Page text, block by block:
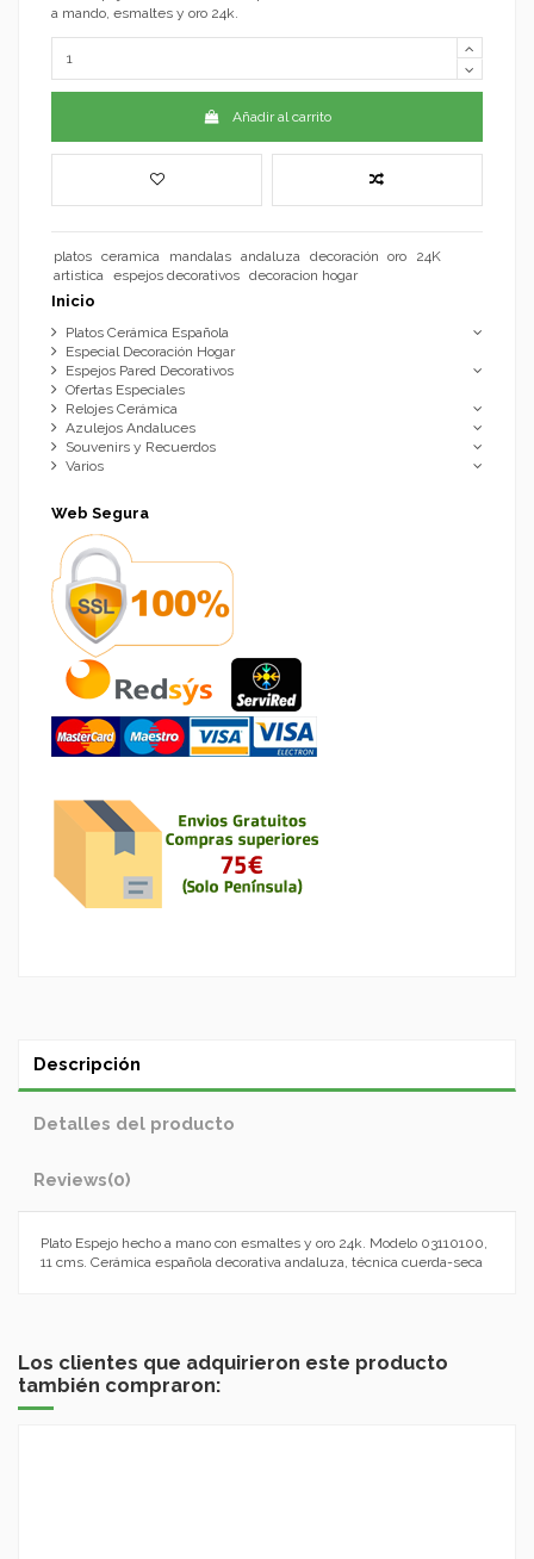
a mando, esmaltes y oro 24k.
Añadir al carrito
platos ceramica mandalas andaluza decoración oro
24K
artistica espejos decorativos decoracion hogar
Inicio
Platos Cerámica Española
Especial Decoración Hogar
Espejos Pared Decorativos
Ofertas Especiales
Relojes Cerámica
Azulejos Andaluces
Souvenirs y Recuerdos
Varios
Web Segura
Descripción
Detalles del producto
Reviews(0)
Plato Espejo hecho a mano con esmaltes y oro 24k. Modelo 03110100,
11 cms. Cerámica española decorativa andaluza, técnica cuerda-seca
Los clientes que adquirieron este producto
también compraron: